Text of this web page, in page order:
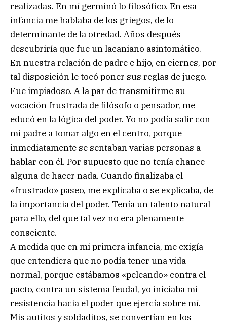
realizadas. En mí germinó lo filosófico. En esa
infancia me hablaba de los griegos, de lo
determinante de la otredad. Años después
descubriría que fue un lacaniano asintomático.
En nuestra relación de padre e hijo, en ciernes, por
tal disposición le tocó poner sus reglas de juego.
Fue impiadoso. A la par de transmitirme su
vocación frustrada de filósofo o pensador, me
educó en la lógica del poder. Yo no podía salir con
mi padre a tomar algo en el centro, porque
inmediatamente se sentaban varias personas a
hablar con él. Por supuesto que no tenía chance
alguna de hacer nada. Cuando finalizaba el
«frustrado» paseo, me explicaba o se explicaba, de
la importancia del poder. Tenía un talento natural
para ello, del que tal vez no era plenamente
consciente.
A medida que en mi primera infancia, me exigía
que entendiera que no podía tener una vida
normal, porque estábamos «peleando» contra el
pacto, contra un sistema feudal, yo iniciaba mi
resistencia hacia el poder que ejercía sobre mí.
Mis autitos y soldaditos, se convertían en los